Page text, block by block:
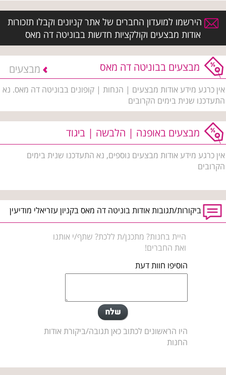
הירשמו למועדון החברים של אתר קניונים וקבלו תזכורות
אודות מבצעים וקולקציות חדשות בבוניטה דה מאס
מבצעים בבוניטה דה מאס מבצעים
אין כרגע מידע אודות מבצעים | הנחות | קופונים בבוניטה דה מאס. נא
התעדכנו שנית בימים הקרובים
מבצעים באופנה | הלבשה | ביגוד
אין כרגע מידע אודות מבצעים נוספים, נא התעדכנו שנית בימים
הקרובים
ביקורות/תגובות אודות בוניטה דה מאס בקניון עזריאלי מודיעין
היית בחנות? מתכנן/ת ללכת? שתף/י אותנו
ואת החברים!
הוסיפו חוות דעת
היו הראשונים לכתוב כאן תגובה/ביקורת אודות
החנות